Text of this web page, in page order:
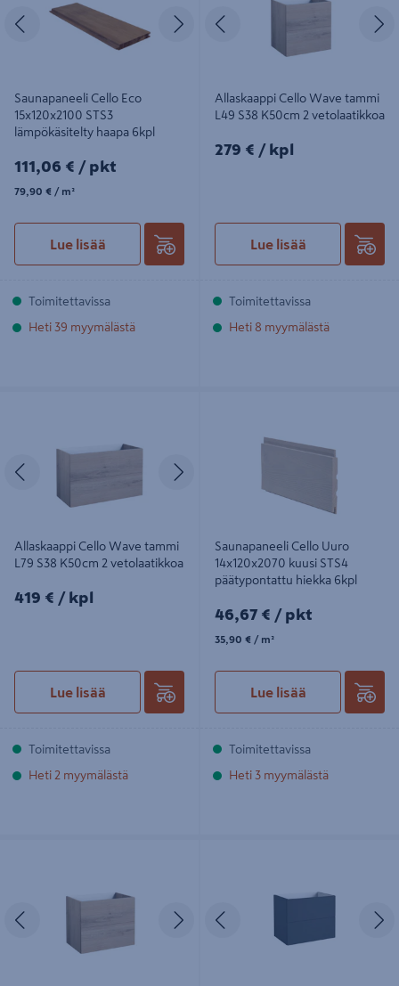
Edellinen Seuraava
Saunapaneeli Cello Eco
15x120x2100 STS3
lämpökäsitelty haapa 6kpl
111,06€/pkt
111,06 € / pkt
79,90€/m²
79,90 € / m²
Lue lisää
Toimitettavissa
Heti 39 myymälästä
Allaskaappi Cello Wave tammi
L49 S38 K50cm 2 vetolaatikkoa
279€/kpl
279 € / kpl
Lue lisää
Toimitettavissa
Heti 8 myymälästä
Allaskaappi Cello Wave tammi
L79 S38 K50cm 2 vetolaatikkoa
419€/kpl
419 € / kpl
Lue lisää
Toimitettavissa
Heti 2 myymälästä
Saunapaneeli Cello Uuro
14x120x2070 kuusi STS4
päätypontattu hiekka 6kpl
46,67€/pkt
46,67 € / pkt
35,90€/m²
35,90 € / m²
Lue lisää
Toimitettavissa
Heti 3 myymälästä
Seuraava